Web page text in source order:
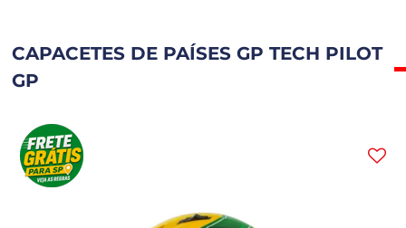
CAPACETES DE PAÍSES GP TECH PILOT
GP